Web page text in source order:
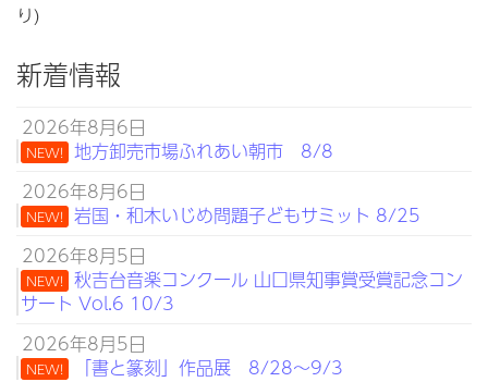
り)
新着情報
2026年8月6日
NEW! 地方卸売市場ふれあい朝市 8/8
2026年8月6日
NEW! 岩国・和木いじめ問題子どもサミット 8/25
2026年8月5日
NEW! 秋吉台音楽コンクール 山口県知事賞受賞記念コン
サート Vol.6 10/3
2026年8月5日
NEW!
「書と篆刻」作品展 8/28～9/3